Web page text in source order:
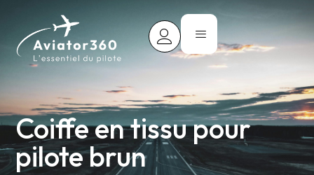
Coiffe en tissu pour
pilote brun